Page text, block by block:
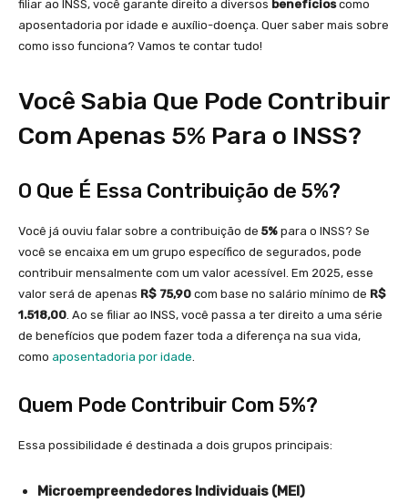
filiar ao INSS, você garante direito a diversos benefícioscomo
aposentadoria por idade e auxílio-doença. Quer saber mais sobre
como isso funciona? Vamos te contar tudo!
Você Sabia Que Pode Contribuir
Com Apenas 5% Para o INSS?
O Que É Essa Contribuição de 5%?
Você já ouviu falar sobre a contribuição de 5% para o INSS? Se
você se encaixa em um grupo específico de segurados, pode
contribuir mensalmente com um valor acessível. Em 2025, esse
valor será de apenas R$ 75,90 com base no salário mínimo de R$
1.518,00. Ao se filiar ao INSS, você passa a ter direito a uma série
de benefícios que podem fazer toda a diferença na sua vida,
como aposentadoria por idade.
Quem Pode Contribuir Com 5%?
Essa possibilidade é destinada a dois grupos principais:
Microempreendedores Individuais (MEI)